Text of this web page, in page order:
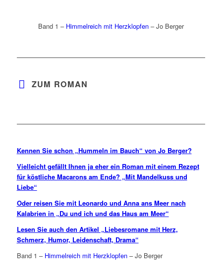
Band 1 – Himmelreich mit Herzklopfen– Jo Berger
ZUM ROMAN
Kennen Sie schon „Hummeln im Bauch“ von Jo Berger?
Vielleicht gefällt Ihnen ja eher ein Roman mit einem Rezept
für köstliche Macarons am Ende? „Mit Mandelkuss und
Liebe“
Oder reisen Sie mit Leonardo und Anna ans Meer nach
Kalabrien in „Du und ich und das Haus am Meer“
Lesen Sie auch den Artikel „Liebesromane mit Herz,
Schmerz, Humor, Leidenschaft, Drama“
Band 1 – Himmelreich mit Herzklopfen– Jo Berger